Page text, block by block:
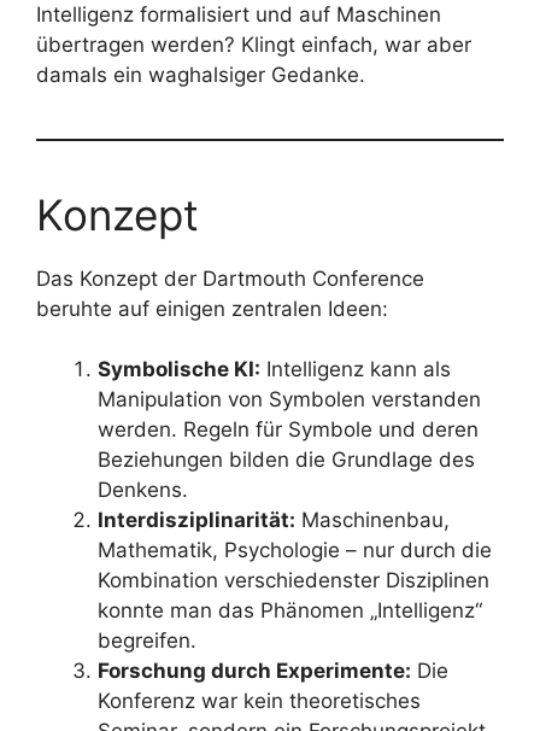
Intelligenz formalisiert und auf Maschinen
übertragen werden? Klingt einfach, war aber
damals ein waghalsiger Gedanke.
Konzept
Das Konzept der Dartmouth Conference
beruhte auf einigen zentralen Ideen:
Symbolische KI: Intelligenz kann als
Manipulation von Symbolen verstanden
werden. Regeln für Symbole und deren
Beziehungen bilden die Grundlage des
Denkens.
Interdisziplinarität: Maschinenbau,
Mathematik, Psychologie – nur durch die
Kombination verschiedenster Disziplinen
konnte man das Phänomen „Intelligenz“
begreifen.
Forschung durch Experimente: Die
Konferenz war kein theoretisches